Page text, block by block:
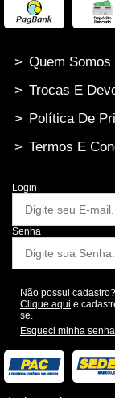
> Quem Somos
> Trocas E
> Política De
> Termos E
Login
Senha
Não possui cadastro?
Clique aqui e
se.
Esqueci minha senha